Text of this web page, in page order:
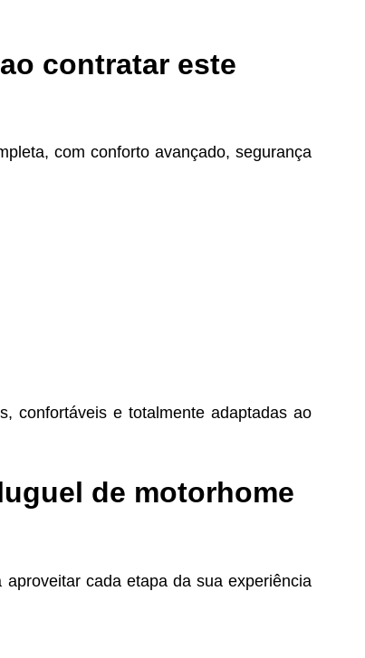
contratar este
com conforto avançado, segurança
confortáveis e totalmente adaptadas ao
de motorhome
cada etapa da sua experiência